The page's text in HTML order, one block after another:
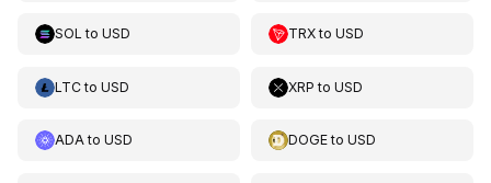
SOL to USD TRXtoUSD
LTCto USD XRP toUSD
ADAto USD DOGEtoUSD